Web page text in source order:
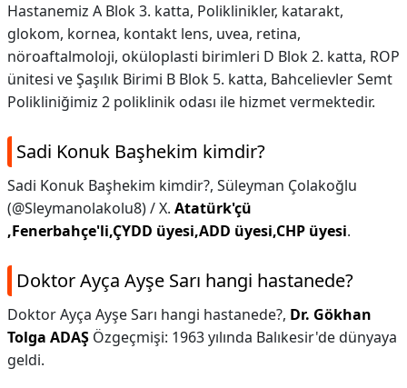
Hastanemiz A Blok 3. katta, Poliklinikler, katarakt,
glokom, kornea, kontakt lens, uvea, retina,
nöroaftalmoloji, oküloplasti birimleri D Blok 2. katta, ROP
ünitesi ve Şaşılık Birimi B Blok 5. katta, Bahcelievler Semt
Polikliniğimiz 2 poliklinik odası ile hizmet vermektedir.
Sadi Konuk Başhekim kimdir?
Sadi Konuk Başhekim kimdir?, Süleyman Çolakoğlu
(@Sleymanolakolu8) / X. Atatürk'çü
,Fenerbahçe'li,ÇYDD üyesi,ADD üyesi,CHP üyesi.
Doktor Ayça Ayşe Sarı hangi hastanede?
Doktor Ayça Ayşe Sarı hangi hastanede?, Dr. Gökhan
Tolga ADAŞ Özgeçmişi: 1963 yılında Balıkesir'de dünyaya
geldi.